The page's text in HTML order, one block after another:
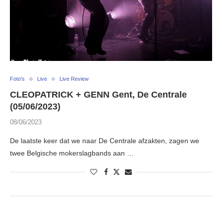
Foto's Live Live Review
CLEOPATRICK + GENN Gent, De Centrale
(05/06/2023)
08/06/2023
De laatste keer dat we naar De Centrale afzakten, zagen we
twee Belgische mokerslagbands aan …